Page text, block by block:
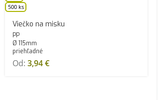
500 ks
Viečko na misku
PP
Ø 115mm
priehľadné
Od: 3,94€